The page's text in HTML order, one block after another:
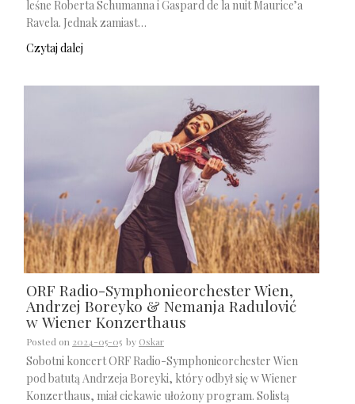
leśne Roberta Schumanna i Gaspard de la nuit Maurice’a
Ravela. Jednak zamiast…
Czytaj dalej
ORF Radio-Symphonieorchester Wien,
Andrzej Boreyko & Nemanja Radulović
w Wiener Konzerthaus
Posted on 2024-05-05 by Oskar
Sobotni koncert ORF Radio-Symphonieorchester Wien
pod batutą Andrzeja Boreyki, który odbył się w Wiener
Konzerthaus, miał ciekawie ułożony program. Solistą